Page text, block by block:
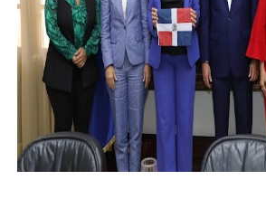
El magistrado Henry Molina
El PRM renueva su cúpula
Fellito Suberví inspecciona obras
Comedores Comunitarios de